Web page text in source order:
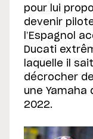
pour lui
devenir
l’Espagnol
Ducati
laquelle il
décrocher
une Yamaha
2022.